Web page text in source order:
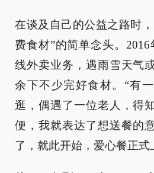
在谈及自己的公益之路时
费食材”的简单念头。
线外卖业务，遇雨雪天气
余下不少完好食材。“有
逛，偶遇了一位老人，得
便，我就表达了想送餐的
了，就此开始，爱心餐正式